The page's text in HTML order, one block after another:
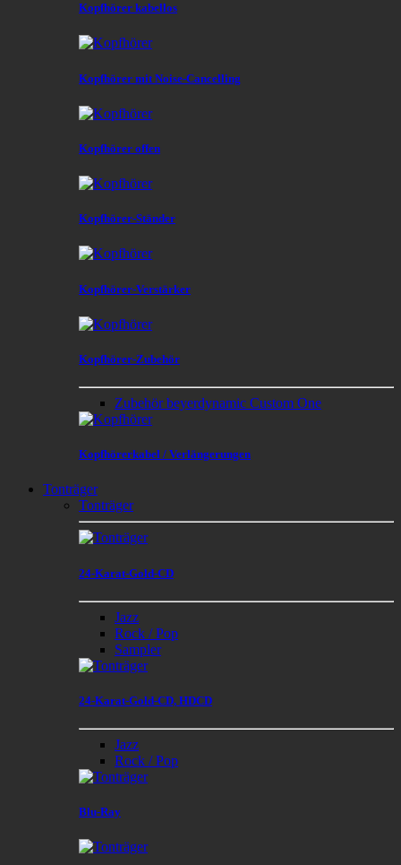
Kopfhörer kabellos
Kopfhörer mit Noise-Cancelling
Kopfhörer offen
Kopfhörer-Ständer
Kopfhörer-Verstärker
Kopfhörer-Zubehör
Zubehör beyerdynamic Custom One
Kopfhörerkabel / Verlängerungen
Tonträger
Tonträger
24-Karat-Gold-CD
Jazz
Rock / Pop
Sampler
24-Karat-Gold-CD, HDCD
Jazz
Rock / Pop
Blu-Ray